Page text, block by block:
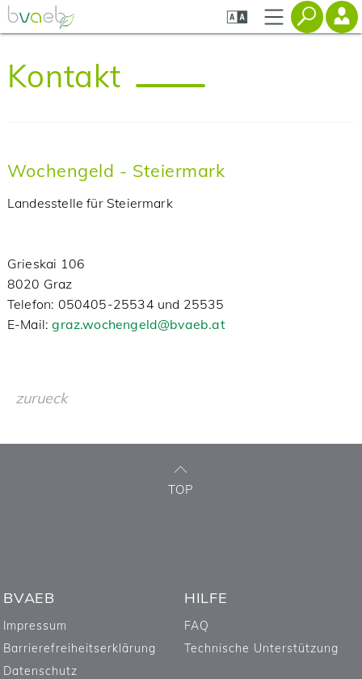
Zum
Seiteninhalt
springen
Zur
Navigation
springen
Zur
Mobilen
Navigation
Kontakt
Wochengeld - Steiermark
Landesstelle für Steiermark
Grieskai 106
8020 Graz
‌Telefon: 050405-25534 und 25535
‌E-Mail:graz.wochengeld@bvaeb.at
zurueck
TOP
BVAEB
Impressum
Barrierefreiheitserklärung
Datenschutz
HILFE
FAQ
Technische Unterstützung